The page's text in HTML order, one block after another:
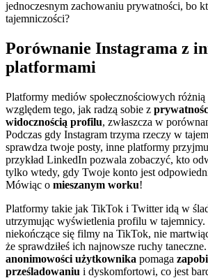
jednoczesnym zachowaniu prywatności, bo
tajemniczości?
Porównanie Instagrama z
platformami
Platformy mediów społecznościowych różnią
względem tego, jak radzą sobie z
widocznością profilu, zwłaszcza w
Podczas gdy Instagram trzyma rzeczy w
sprawdza twoje posty, inne platformy
przykład LinkedIn pozwala zobaczyć, kto
tylko wtedy, gdy Twoje konto jest
Mówiąc o mieszanym worku!
Platformy takie jak TikTok i Twitter idą w
utrzymując wyświetlenia profilu w tajemnicy.
niekończące się filmy na TikTok, nie
że sprawdziłeś ich najnowsze ruchy
anonimowości użytkownika pomaga
prześladowaniu i dyskomfortowi, co jest